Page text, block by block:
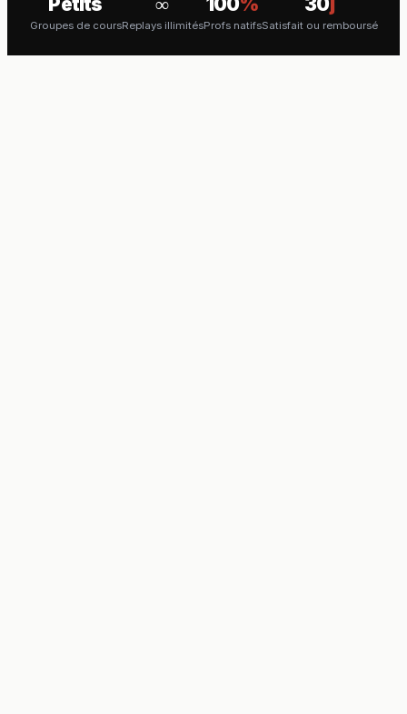
Groupes de coursReplays illimitésProfs natifsSatisfait ou remboursé